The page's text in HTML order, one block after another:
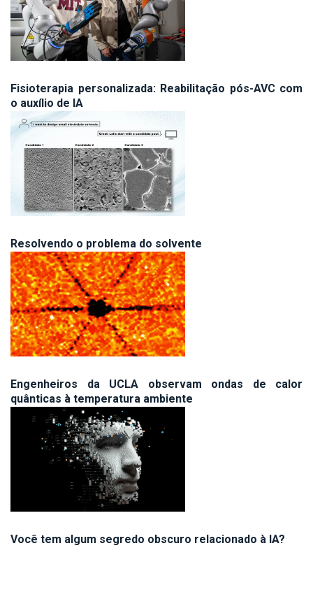
Fisioterapia personalizada: Reabilitação pós-AVC com
o auxílio de IA
Resolvendo o problema do solvente
Engenheiros da UCLA observam ondas de calor
quânticas à temperatura ambiente
Você tem algum segredo obscuro relacionado à IA?